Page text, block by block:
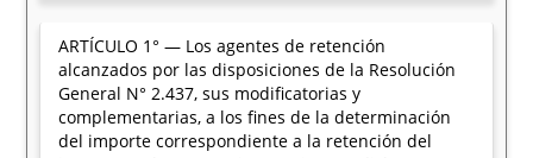
ARTÍCULO 1° — Los agentes de retención
alcanzados por las disposiciones de la Resolución
General N° 2.437, sus modificatorias y
complementarias, a los fines de la determinación
del importe correspondiente a la retención del